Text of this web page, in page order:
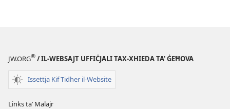
l-
JW.ORG® / IL-WEBSAJT UFFIĊJALI TAX-XHIEDA TA' ĠEĦOVA
Issettja Kif Tidher il-Website
Links taʼ Malajr